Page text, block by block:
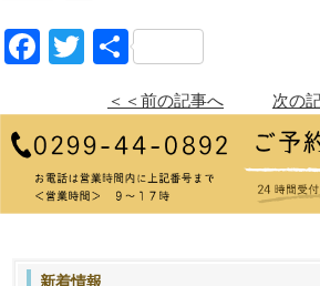
Facebook
Twitter
共
＜＜前の記事へ 次の
新着情報